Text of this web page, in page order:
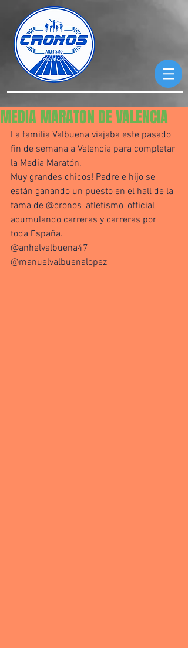
MEDIA MARATON DE VALENCIA
La familia Valbuena viajaba este pasado
fin de semana a Valencia para completar
la Media Maratón.
Muy grandes chicos! Padre e hijo se
están ganando un puesto en el hall de la
fama de @cronos_atletismo_official
acumulando carreras y carreras por
toda España.
@anhelvalbuena47
@manuelvalbuenalopez